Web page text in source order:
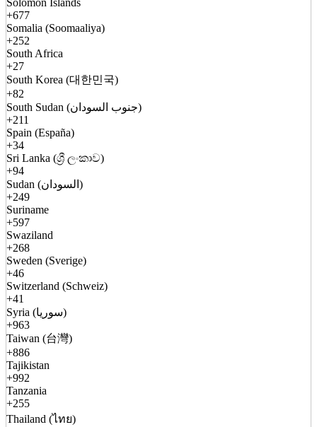
Solomon Islands
+677
Somalia (Soomaaliya)
+252
South Africa
+27
South Korea (대한민국)
+82
South Sudan (جنوب السودان)
+211
Spain (España)
+34
Sri Lanka (ශ්‍රී ලංකාව)
+94
Sudan (السودان)
+249
Suriname
+597
Swaziland
+268
Sweden (Sverige)
+46
Switzerland (Schweiz)
+41
Syria (سوريا)
+963
Taiwan (台灣)
+886
Tajikistan
+992
Tanzania
+255
Thailand (ไทย)